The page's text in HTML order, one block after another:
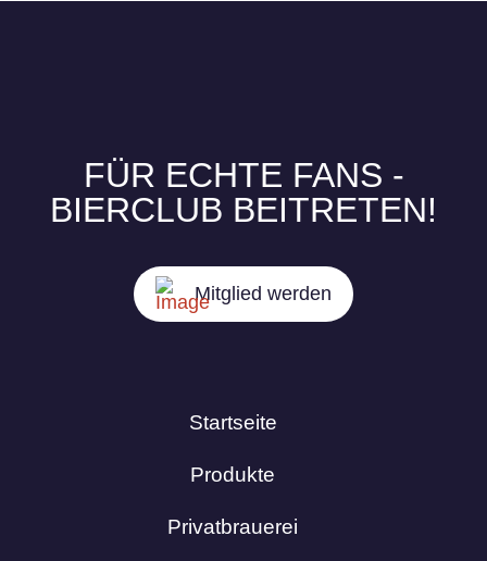
Startseite
Produkte
Privatbrauerei
FÜR ECHTE FANS -
BIERCLUB BEITRETEN!
Mitglied werden